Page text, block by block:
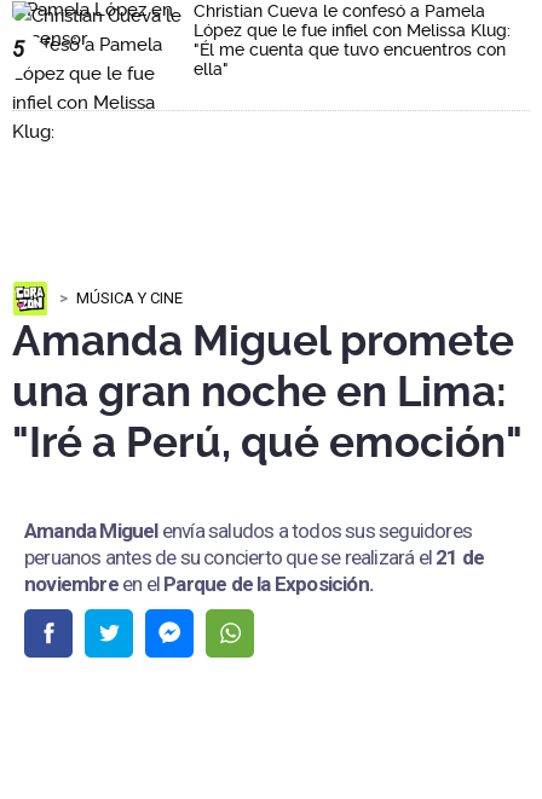
5
Christian Cueva le confesó a Pamela
López que le fue infiel con Melissa Klug:
"Él me cuenta que tuvo encuentros con
ella"
MÚSICA Y CINE
Amanda Miguel promete
una gran noche en Lima:
"Iré a Perú, qué emoción"
Amanda Miguel envía saludos a todos sus seguidores
peruanos antes de su concierto que se realizará el 21 de
noviembre en el Parque de la Exposición.